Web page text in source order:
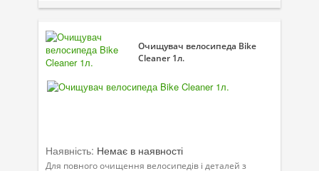
Очищувач велосипеда Bike
Cleaner 1л.
Наявність: Немає в наявності
Для повного очищення велосипедів і деталей з